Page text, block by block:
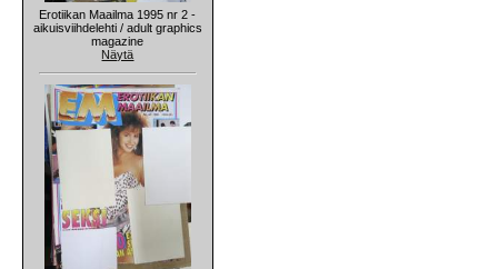
Erotiikan Maailma 1995 nr 2 -
aikuisviihdelehti / adult graphics
magazine
Näytä